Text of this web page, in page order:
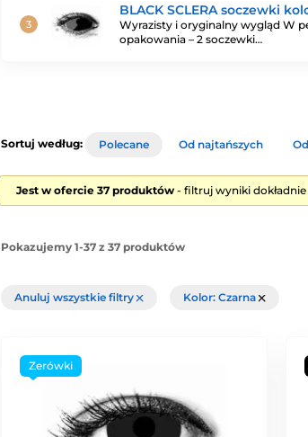
BLACK SCLERA soczewki
Wyrazisty i oryginalny wygląd W
opakowania – 2 soczewki…
Sortuj według: Polecane Od najtańszych
Jest w ofercie 37 produktów - filtruj wyniki
Pokazujemy 1-37 z 37 produktów
Anuluj wszystkie filtry Kolor: Czarna
Zerówki